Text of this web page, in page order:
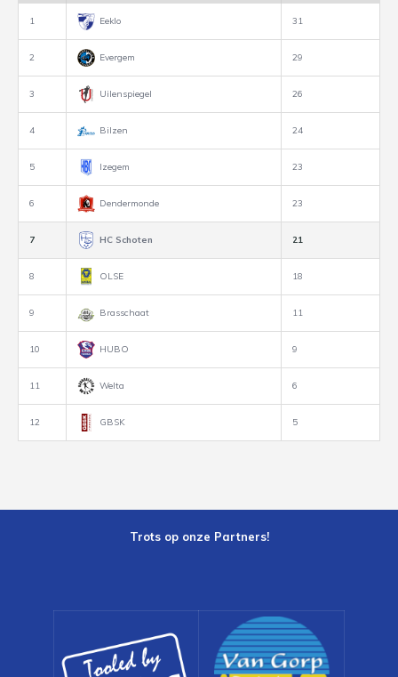
1 Eeklo 31
2 Evergem 29
3 Uilenspiegel 26
4 Bilzen 24
5 Izegem 23
6 Dendermonde 23
7 HC Schoten 21
8 OLSE 18
9 Brasschaat 11
10 HUBO 9
11 Welta 6
12 GBSK 5
Trots op onze Partners!